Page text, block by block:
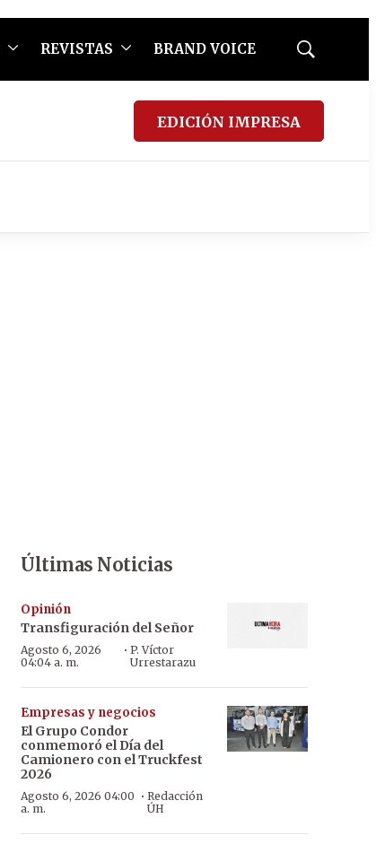
REVISTAS BRAND VOICE
Mostrar
EDICIÓN IMPRESA
Últimas Noticias
Opinión
Transfiguración del Señor
Agosto 6, 2026
04:04 a. m.
· P. Víctor
Urrestarazu
Empresas y negocios
El Grupo Condor
conmemoró el Día del
Camionero con el Truckfest
2026
Agosto 6, 2026 04:00
a. m.
· Redacción
ÚH